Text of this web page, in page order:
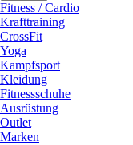
Fitness / Cardio
Krafttraining
CrossFit
Yoga
Kampfsport
Kleidung
Fitnessschuhe
Ausrüstung
Outlet
Marken